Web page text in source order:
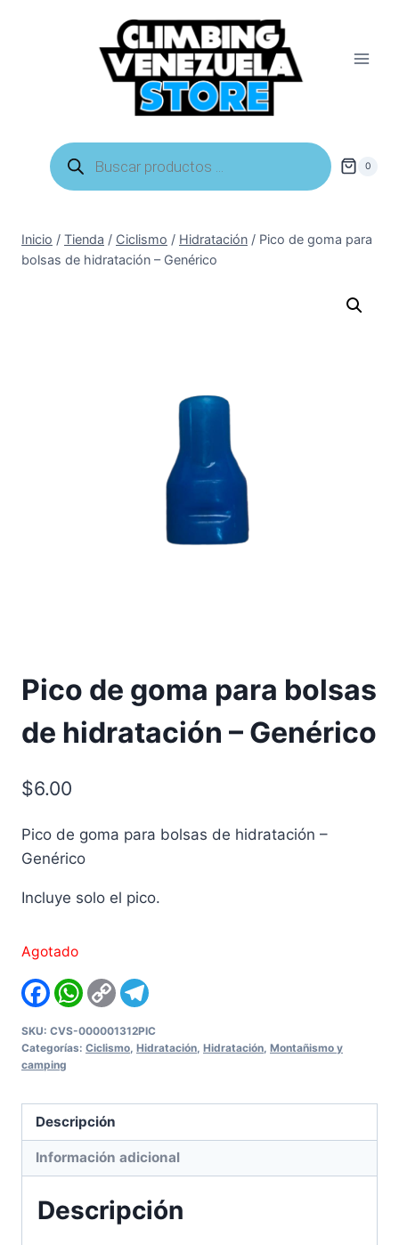
Búsqueda
de
productos
0
Inicio / Tienda / Ciclismo / Hidratación / Pico de goma para
bolsas de hidratación – Genérico
Pico de goma para bolsas
de hidratación – Genérico
$6.00
Pico de goma para bolsas de hidratación –
Genérico
Incluye solo el pico.
Agotado
FacebookWhatsApp
Copy
Link
SKU: CVS-000001312PIC
Categorías: Ciclismo, Hidratación, Hidratación, Montañismo y
camping
Descripción
Información adicional
Descripción